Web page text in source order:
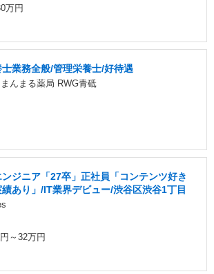
万円
業務全般/管理栄養士/好待遇
んまる薬局 RWG青砥
ジニア「27卒」正社員「コンテンツ好き
あり」/IT業界デビュー/渋谷区渋谷1丁目
～32万円